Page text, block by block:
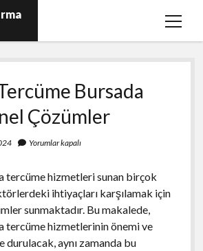
menüyü
Çoğaltma
Parasız
Hesap Görme Ücretsiz
Bursada
Çözümler
Yorumlar kapalı
tercüme hizmetleri sunan birçok
ihtiyaçları karşılamak için
sunmaktadır. Bu makalede,
tercüme hizmetlerinin önemi ve
durulacak, aynı zamanda bu